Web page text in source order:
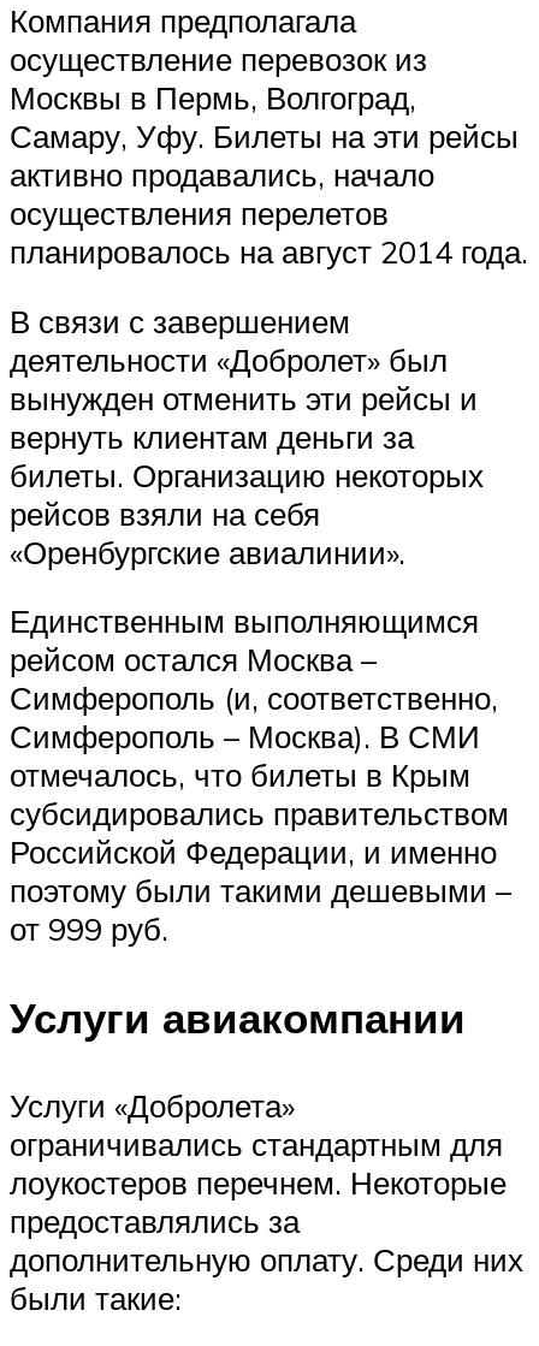
Компания предполагала
осуществление перевозок из
Москвы в Пермь, Волгоград,
Самару, Уфу. Билеты на эти рейсы
активно продавались, начало
осуществления перелетов
планировалось на август 2014 года.
В связи с завершением
деятельности «Добролет» был
вынужден отменить эти рейсы и
вернуть клиентам деньги за
билеты. Организацию некоторых
рейсов взяли на себя
«Оренбургские авиалинии».
Единственным выполняющимся
рейсом остался Москва –
Симферополь (и, соответственно,
Симферополь – Москва). В СМИ
отмечалось, что билеты в Крым
субсидировались правительством
Российской Федерации, и именно
поэтому были такими дешевыми –
от 999 руб.
Услуги авиакомпании
Услуги «Добролета»
ограничивались стандартным для
лоукостеров перечнем. Некоторые
предоставлялись за
дополнительную оплату. Среди них
были такие: